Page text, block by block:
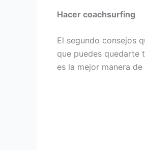
Hacer coachsurfing
El segundo consejos
que puedes quedarte
es la mejor manera